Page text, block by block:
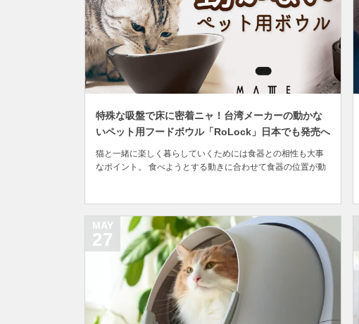
特殊な吸盤で床に密着ニャ！台湾メーカーの動かな
いペット用フードボウル「RoLock」日本でも発売へ
猫と一緒に楽しく暮らしていくためには食器との相性も大事
なポイント。 食べようとする動きに合わせて食器の位置が動
とってはお掃除するのが大変で、衛生的にも良くないため、
互いにとって使いやすい食器を見つけたいところです...
MAY
27